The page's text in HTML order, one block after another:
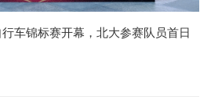
车锦标赛开幕，北大参赛队员首日